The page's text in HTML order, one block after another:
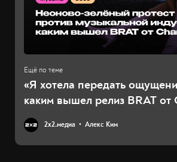
«Я хотела передать
каким вышел релиз BRAT от
2х2.медиа Алекс Ким